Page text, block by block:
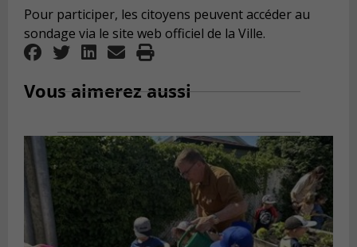
Pour participer, les citoyens peuvent accéder au
sondage via le site web officiel de la Ville.
Vous aimerez aussi